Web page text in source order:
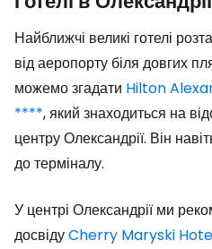
Найближчі великі готелі
від аеропорту біля довгих
можемо згадати Hilton
****,який знаходиться на
центру Олександрії. Він
до терміналу.
У центрі Олександрії ми
досвідуCherry Maryski